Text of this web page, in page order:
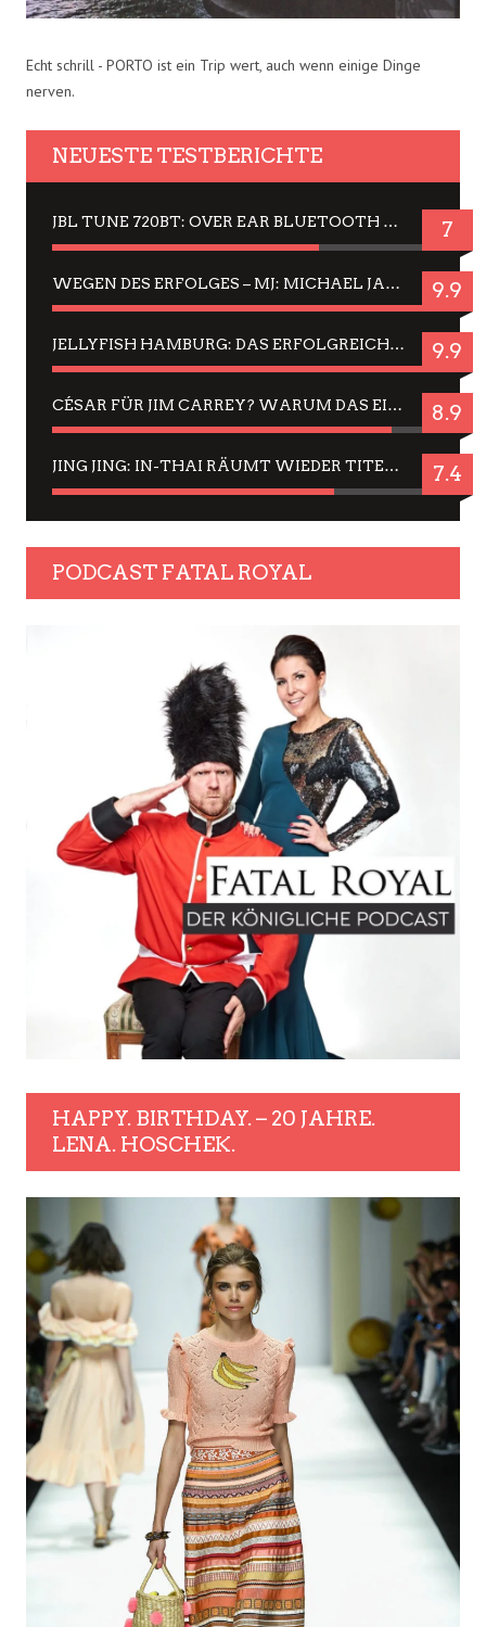
Echt schrill - PORTO ist ein Trip wert, auch wenn einige Dinge
nerven.
NEUESTE TESTBERICHTE
JBL TUNE 720BT: OVER EAR BLUETOOTH KOPFHÖRER UM DIE 50,-€ IM DAUER-TEST 7
WEGEN DES ERFOLGES – MJ: MICHAEL JACKSON MUSICAL IN EINER MATINEE SEHEN 9.9
JELLYFISH HAMBURG: DAS ERFOLGREICHE SOMMER-MENÜ 2025 IN GEFÜHLEN UND BILDERN 9.9
CÉSAR FÜR JIM CARREY? WARUM DAS EINER DER NERVIGSTEN ACTORS IST UND BLEIBT 8.9
JING JING: IN-THAI RÄUMT WIEDER TITEL AB – EIN ZWEI-STUNDEN-ERLEBNISBERICHT 7.4
PODCAST FATAL ROYAL
HAPPY. BIRTHDAY. – 20 JAHRE.
LENA. HOSCHEK.